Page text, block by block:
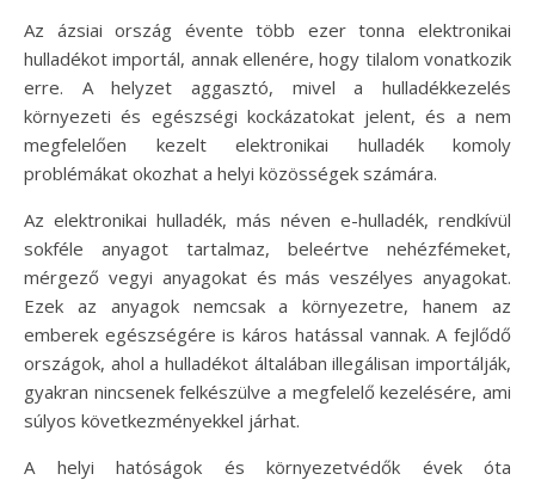
Az ázsiai ország évente több ezer tonna elektronikai
hulladékot importál, annak ellenére, hogy tilalom vonatkozik
erre. A helyzet aggasztó, mivel a hulladékkezelés
környezeti és egészségi kockázatokat jelent, és a nem
megfelelően kezelt elektronikai hulladék komoly
problémákat okozhat a helyi közösségek számára.
Az elektronikai hulladék, más néven e-hulladék, rendkívül
sokféle anyagot tartalmaz, beleértve nehézfémeket,
mérgező vegyi anyagokat és más veszélyes anyagokat.
Ezek az anyagok nemcsak a környezetre, hanem az
emberek egészségére is káros hatással vannak. A fejlődő
országok, ahol a hulladékot általában illegálisan importálják,
gyakran nincsenek felkészülve a megfelelő kezelésére, ami
súlyos következményekkel járhat.
A helyi hatóságok és környezetvédők évek óta